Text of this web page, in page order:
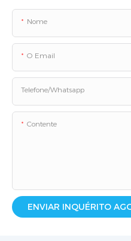
Nome
O Email
Telefone/whatsapp
Contente
ENVIAR INQUÉRITO